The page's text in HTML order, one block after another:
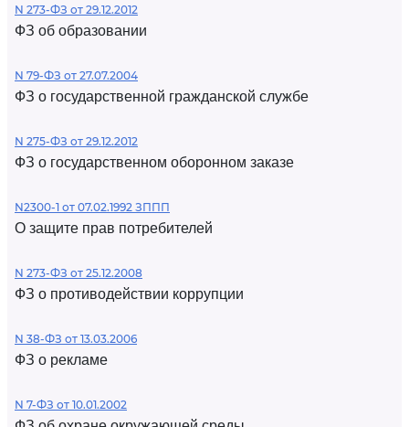
N 273-ФЗ от 29.12.2012
ФЗ об образовании
N 79-ФЗ от 27.07.2004
ФЗ о государственной гражданской службе
N 275-ФЗ от 29.12.2012
ФЗ о государственном оборонном заказе
N2300-1 от 07.02.1992 ЗППП
О защите прав потребителей
N 273-ФЗ от 25.12.2008
ФЗ о противодействии коррупции
N 38-ФЗ от 13.03.2006
ФЗ о рекламе
N 7-ФЗ от 10.01.2002